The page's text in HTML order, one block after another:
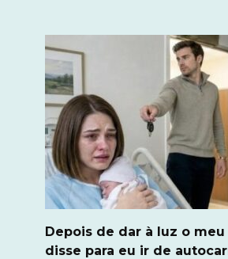
Depois de dar à luz o
disse para eu ir de